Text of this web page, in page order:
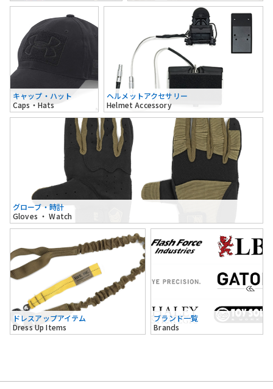
キャップ・ハット
Caps・Hats
ヘルメットアクセサリー
Helmet Accessory
グローブ・時計
Gloves ・ Watch
ドレスアップアイテム
Dress Up Items
ブランド一覧
Brands